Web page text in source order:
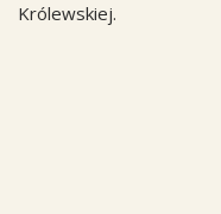
Królewskiej.